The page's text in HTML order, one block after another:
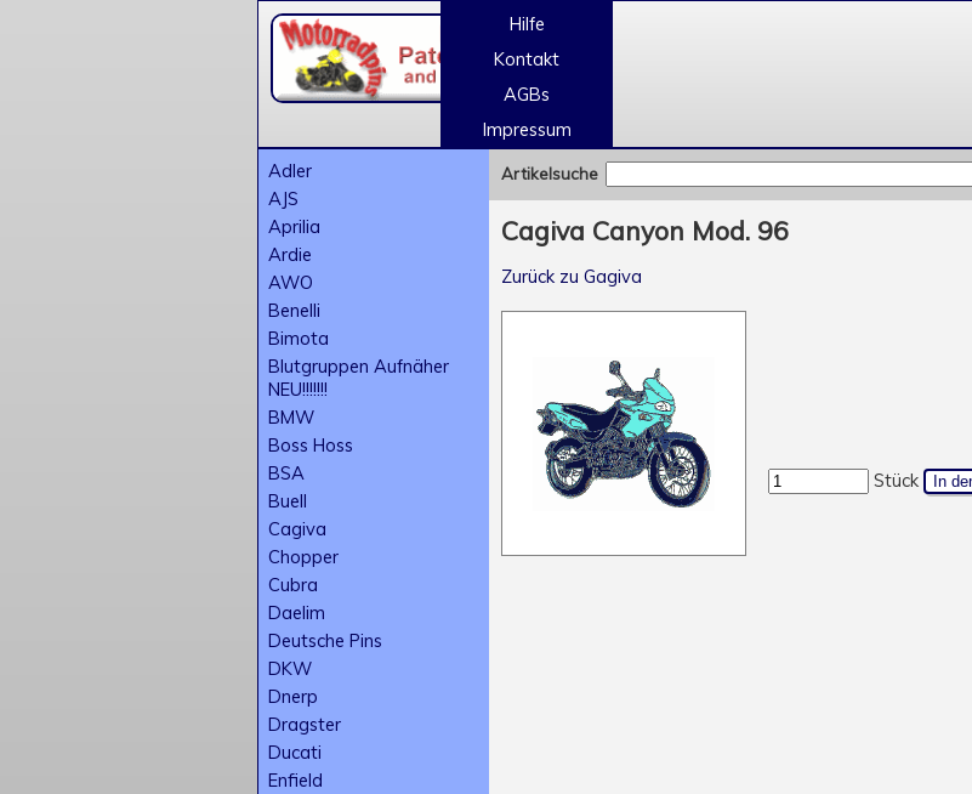
Hilfe
Kontakt
AGBs
Impressum
Adler
AJS
Aprilia
Ardie
AWO
Benelli
Bimota
Blutgruppen Aufnäher
NEU!!!!!!!
BMW
Boss Hoss
BSA
Buell
Cagiva
Chopper
Cubra
Daelim
Deutsche Pins
DKW
Dnerp
Dragster
Ducati
Enfield
Artikelsuche
Cagiva Canyon Mod. 96
Zurück zu Gagiva
Stück